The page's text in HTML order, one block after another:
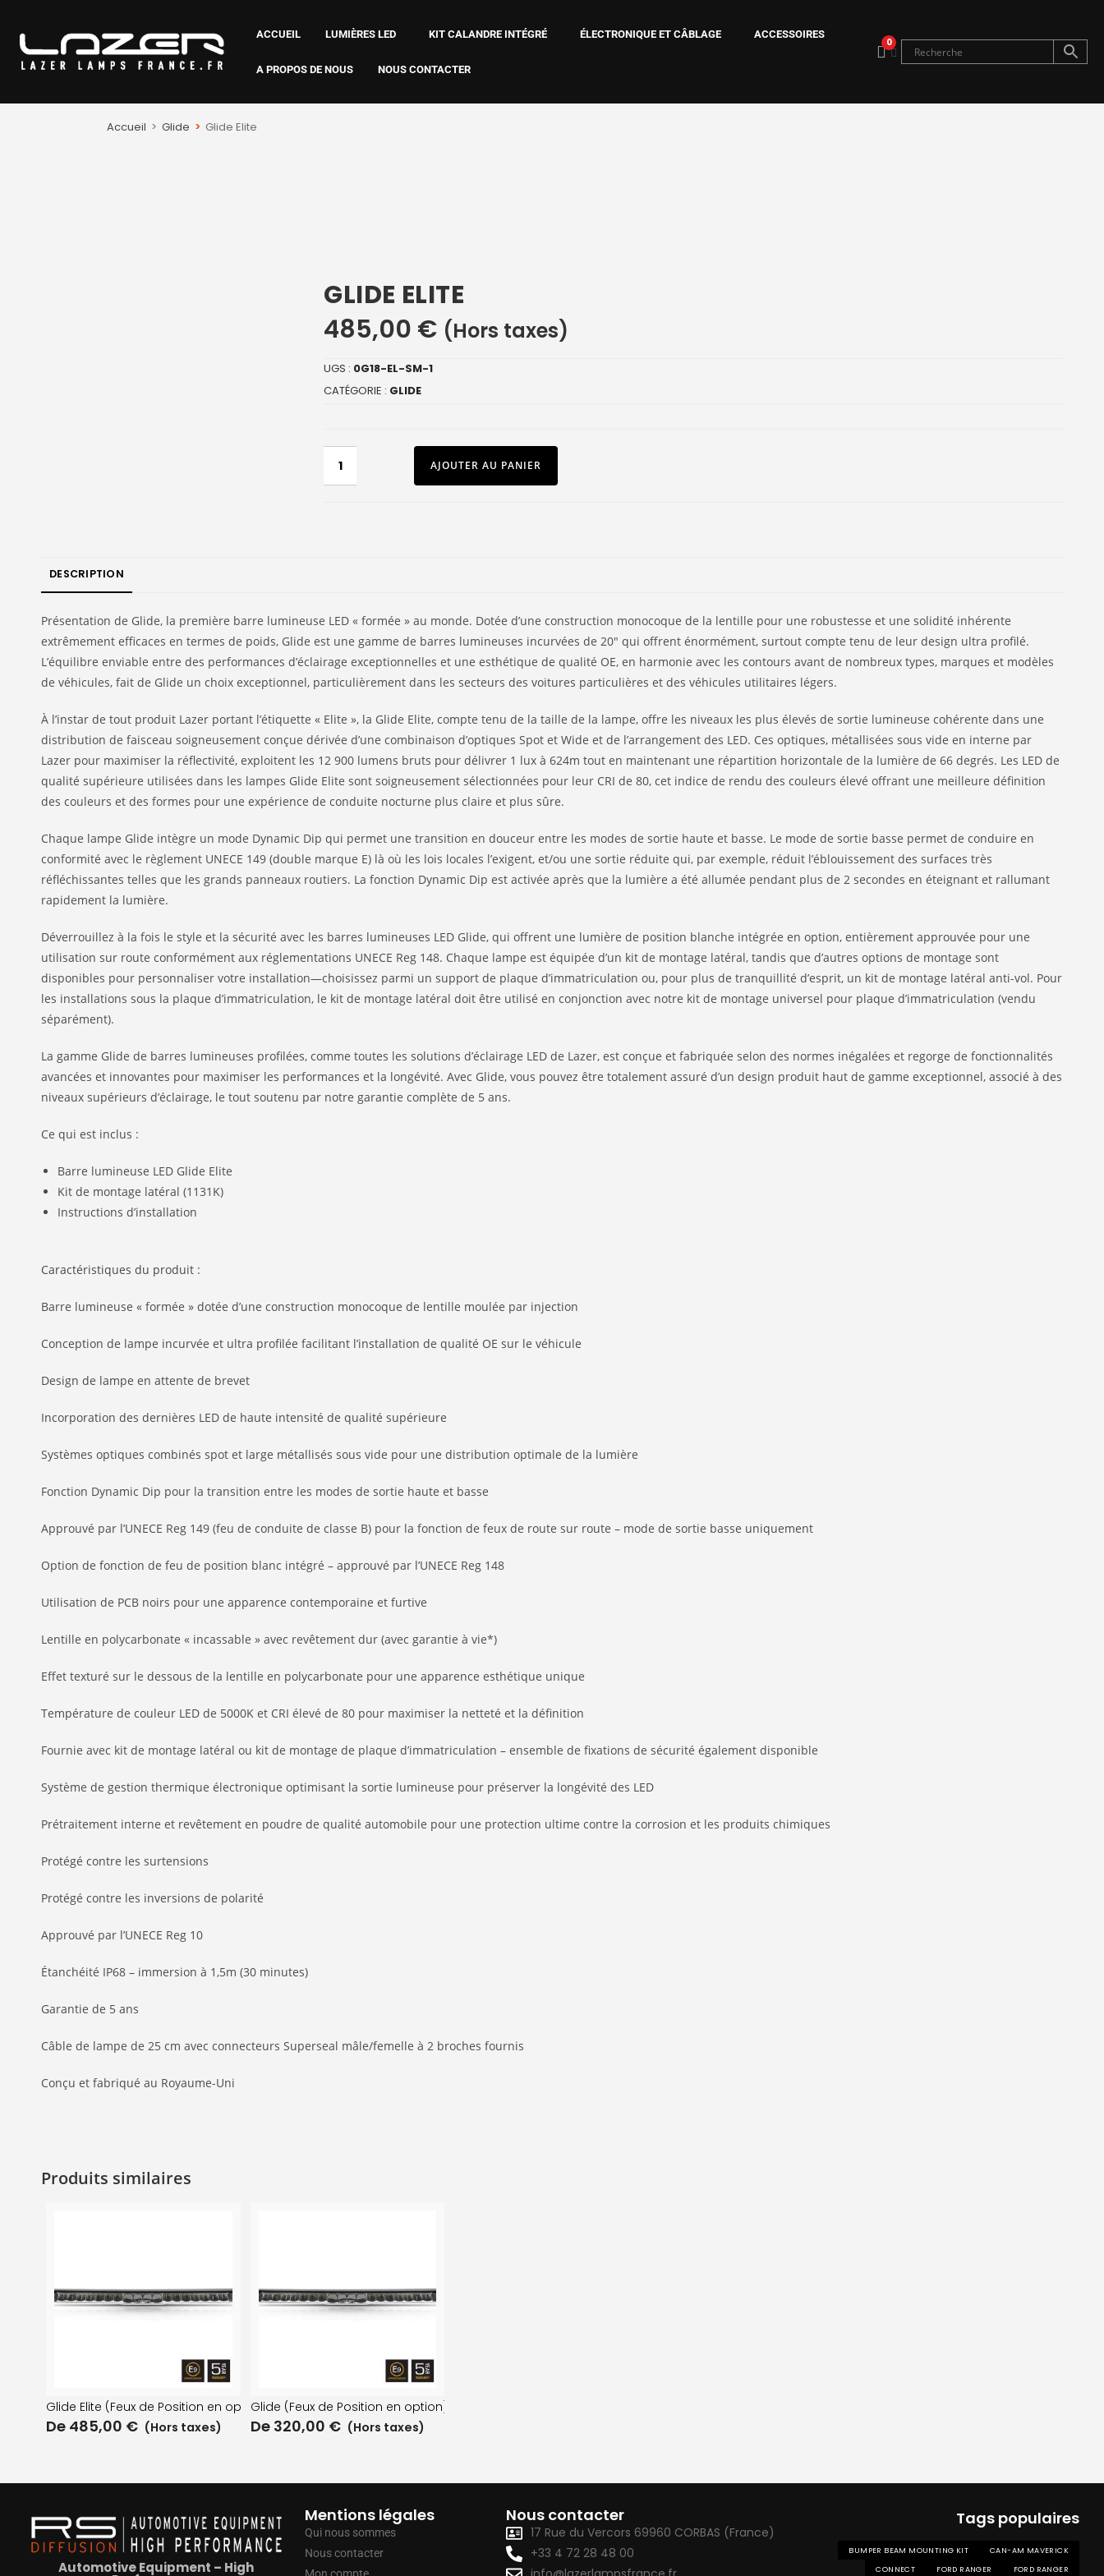
ACCUEIL LUMIÈRES LED KIT CALANDRE INTÉGRÉ ÉLECTRONIQUE ET CÂBLAGE ACCESSOIRES
A PROPOS DE NOUS NOUS CONTACTER
0
Accueil > Glide > Glide Elite
GLIDE ELITE
485,00 € (Hors taxes)
UGS : 0G18-EL-SM-1
CATÉGORIE : GLIDE
AJOUTER AU PANIER
DESCRIPTION
Présentation de Glide, la première barre lumineuse LED « formée » au monde. Dotée d’une construction monocoque de la lentille pour une robustesse et une solidité inhérente
extrêmement efficaces en termes de poids, Glide est une gamme de barres lumineuses incurvées de 20″ qui offrent énormément, surtout compte tenu de leur design ultra profilé.
L’équilibre enviable entre des performances d’éclairage exceptionnelles et une esthétique de qualité OE, en harmonie avec les contours avant de nombreux types, marques et modèles
de véhicules, fait de Glide un choix exceptionnel, particulièrement dans les secteurs des voitures particulières et des véhicules utilitaires légers.
À l’instar de tout produit Lazer portant l’étiquette « Elite », la Glide Elite, compte tenu de la taille de la lampe, offre les niveaux les plus élevés de sortie lumineuse cohérente dans une
distribution de faisceau soigneusement conçue dérivée d’une combinaison d’optiques Spot et Wide et de l’arrangement des LED. Ces optiques, métallisées sous vide en interne par
Lazer pour maximiser la réflectivité, exploitent les 12 900 lumens bruts pour délivrer 1 lux à 624m tout en maintenant une répartition horizontale de la lumière de 66 degrés. Les LED de
qualité supérieure utilisées dans les lampes Glide Elite sont soigneusement sélectionnées pour leur CRI de 80, cet indice de rendu des couleurs élevé offrant une meilleure définition
des couleurs et des formes pour une expérience de conduite nocturne plus claire et plus sûre.
Chaque lampe Glide intègre un mode Dynamic Dip qui permet une transition en douceur entre les modes de sortie haute et basse. Le mode de sortie basse permet de conduire en
conformité avec le règlement UNECE 149 (double marque E) là où les lois locales l’exigent, et/ou une sortie réduite qui, par exemple, réduit l’éblouissement des surfaces très
réfléchissantes telles que les grands panneaux routiers. La fonction Dynamic Dip est activée après que la lumière a été allumée pendant plus de 2 secondes en éteignant et rallumant
rapidement la lumière.
Déverrouillez à la fois le style et la sécurité avec les barres lumineuses LED Glide, qui offrent une lumière de position blanche intégrée en option, entièrement approuvée pour une
utilisation sur route conformément aux réglementations UNECE Reg 148. Chaque lampe est équipée d’un kit de montage latéral, tandis que d’autres options de montage sont
disponibles pour personnaliser votre installation—choisissez parmi un support de plaque d’immatriculation ou, pour plus de tranquillité d’esprit, un kit de montage latéral anti-vol. Pour
les installations sous la plaque d’immatriculation, le kit de montage latéral doit être utilisé en conjonction avec notre kit de montage universel pour plaque d’immatriculation (vendu
séparément).
La gamme Glide de barres lumineuses profilées, comme toutes les solutions d’éclairage LED de Lazer, est conçue et fabriquée selon des normes inégalées et regorge de fonctionnalités
avancées et innovantes pour maximiser les performances et la longévité. Avec Glide, vous pouvez être totalement assuré d’un design produit haut de gamme exceptionnel, associé à des
niveaux supérieurs d’éclairage, le tout soutenu par notre garantie complète de 5 ans.
Ce qui est inclus :
Barre lumineuse LED Glide Elite
Kit de montage latéral (1131K)
Instructions d’installation
Caractéristiques du produit :
Barre lumineuse « formée » dotée d’une construction monocoque de lentille moulée par injection
Conception de lampe incurvée et ultra profilée facilitant l’installation de qualité OE sur le véhicule
Design de lampe en attente de brevet
Incorporation des dernières LED de haute intensité de qualité supérieure
Systèmes optiques combinés spot et large métallisés sous vide pour une distribution optimale de la lumière
Fonction Dynamic Dip pour la transition entre les modes de sortie haute et basse
Approuvé par l’UNECE Reg 149 (feu de conduite de classe B) pour la fonction de feux de route sur route – mode de sortie basse uniquement
Option de fonction de feu de position blanc intégré – approuvé par l’UNECE Reg 148
Utilisation de PCB noirs pour une apparence contemporaine et furtive
Lentille en polycarbonate « incassable » avec revêtement dur (avec garantie à vie*)
Effet texturé sur le dessous de la lentille en polycarbonate pour une apparence esthétique unique
Température de couleur LED de 5000K et CRI élevé de 80 pour maximiser la netteté et la définition
Fournie avec kit de montage latéral ou kit de montage de plaque d’immatriculation – ensemble de fixations de sécurité également disponible
Système de gestion thermique électronique optimisant la sortie lumineuse pour préserver la longévité des LED
Prétraitement interne et revêtement en poudre de qualité automobile pour une protection ultime contre la corrosion et les produits chimiques
Protégé contre les surtensions
Protégé contre les inversions de polarité
Approuvé par l’UNECE Reg 10
Étanchéité IP68 – immersion à 1,5m (30 minutes)
Garantie de 5 ans
Câble de lampe de 25 cm avec connecteurs Superseal mâle/femelle à 2 broches fournis
Conçu et fabriqué au Royaume-Uni
Produits similaires
Glide Elite (Feux de Position en option)
De 485,00 € (Hors taxes)
Glide (Feux de Position en option)
De 320,00 € (Hors taxes)
Automotive Equipment – High
Mentions légales
Qui nous sommes
Nous contacter
Nous contacter
17 Rue du Vercors 69960 CORBAS (France)
+33 4 72 28 48 00
Tags populaires
BUMPER BEAM MOUNTING KIT
CAN-AM MAVERICK
CONNECT
FORD RANGER FORD RANGER